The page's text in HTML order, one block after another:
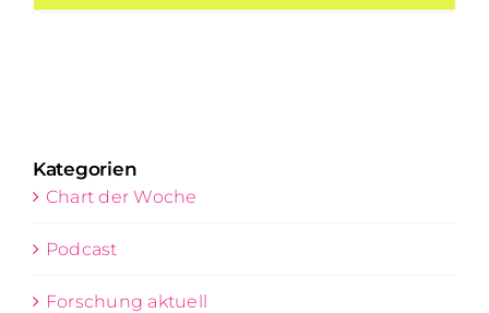
Kategorien
Chart der Woche
Podcast
Forschung aktuell